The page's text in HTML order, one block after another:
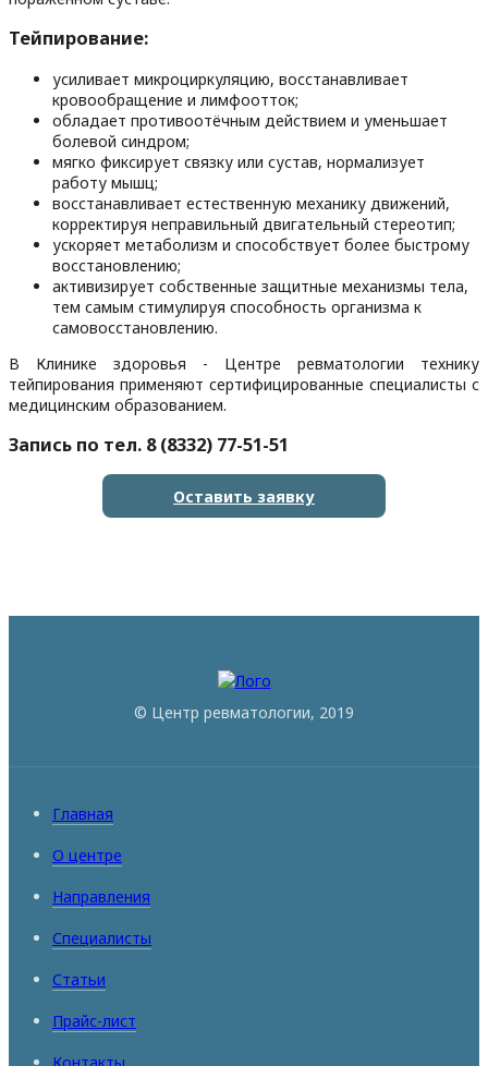
Тейпирование:
усиливает микроциркуляцию, восстанавливает
кровообращение и лимфоотток;
обладает противоотёчным действием и уменьшает
болевой синдром;
мягко фиксирует связку или сустав, нормализует
работу мышц;
восстанавливает естественную механику движений,
корректируя неправильный двигательный стереотип;
ускоряет метаболизм и способствует более быстрому
восстановлению;
активизирует собственные защитные механизмы тела,
тем самым стимулируя способность организма к
самовосстановлению.
В Клинике здоровья - Центре ревматологии технику
тейпирования применяют сертифицированные специалисты с
медицинским образованием.
Запись по тел. 8 (8332) 77-51-51
Оставить заявку
© Центр ревматологии, 2019
Главная
О центре
Направления
Специалисты
Статьи
Прайс-лист